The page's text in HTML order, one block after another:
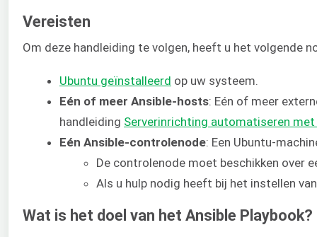
Vereisten
Om deze handleiding te volgen, heeft u het volgende
Ubuntu geïnstalleerd op uw systeem.
Eén of meer Ansible-hosts: Eén of meer
handleiding Serverinrichting automatiseren
Eén Ansible-controlenode: Een Ubuntu-
De controlenode moet beschikken over
Als u hulp nodig heeft bij het instellen
Wat is het doel van het Ansible Playbook?